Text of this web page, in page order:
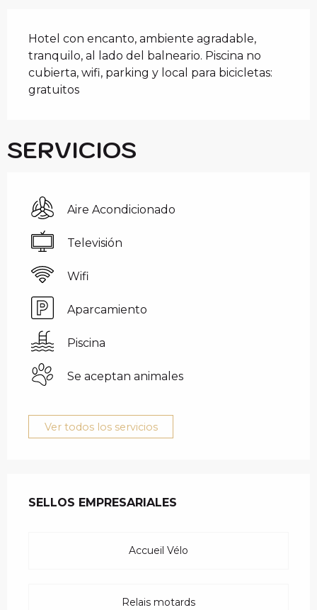
Hotel con encanto, ambiente agradable,
tranquilo, al lado del balneario. Piscina no
cubierta, wifi, parking y local para bicicletas:
gratuitos
SERVICIOS
Aire Acondicionado
Televisión
Wifi
Aparcamiento
Piscina
Se aceptan animales
Ver todos los servicios
SELLOS EMPRESARIALES
SELLOS EMPRESARIALES
Accueil Vélo
Relais motards